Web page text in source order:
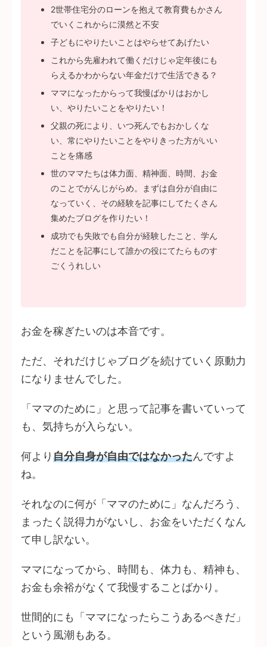
2世帯住宅分のローンを抱えて教育費もかさん
でいくこれからに漠然と不安
子どもにやりたいことはやらせてあげたい
これから先雇われて働くだけじゃ定年後にも
らえるかわからない年金だけで生活できる？
ママになったからって我慢ばかりはおかし
い、やりたいことをやりたい！
父親の死により、いつ死んでもおかしくな
い、常にやりたいことをやりきった方がいい
ことを痛感
世のママたちは体力面、精神面、時間、お金
のことでがんじがらめ。まずは自分が自由に
なっていく、その経験を記事にしてたくさん
集めたブログを作りたい！
成功でも失敗でも自分が経験したこと、学ん
だことを記事にして誰かの役にてたらものす
ごくうれしい
お金を稼ぎたいのは本音です。
ただ、それだけじゃブログを続けていく原動力
になりませんでした。
「ママのために」と思って記事を書いていって
も、気持ちが入らない。
何より自分自身が自由ではなかったんですよ
ね。
それなのに何が「ママのために」なんだろう、
まったく説得力がないし、お金をいただくなん
て申し訳ない。
ママになってから、時間も、体力も、精神も、
お金も余裕がなくて我慢することばかり。
世間的にも「ママになったらこうあるべきだ」
という風潮もある。